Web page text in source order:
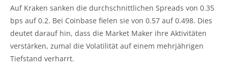
Auf Kraken sanken die durchschnittlichen Spreads von 0.35
bps auf 0.2. Bei Coinbase fielen sie von 0.57 auf 0.498. Dies
deutet darauf hin, dass die Market Maker ihre Aktivitäten
verstärken, zumal die Volatilität auf einem mehrjährigen
Tiefstand verharrt.